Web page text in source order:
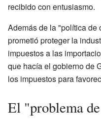
recibido con entusiasmo.
Además de la "política de
prometió proteger la
impuestos a las
que hacía el gobierno de
los impuestos para
El "problema